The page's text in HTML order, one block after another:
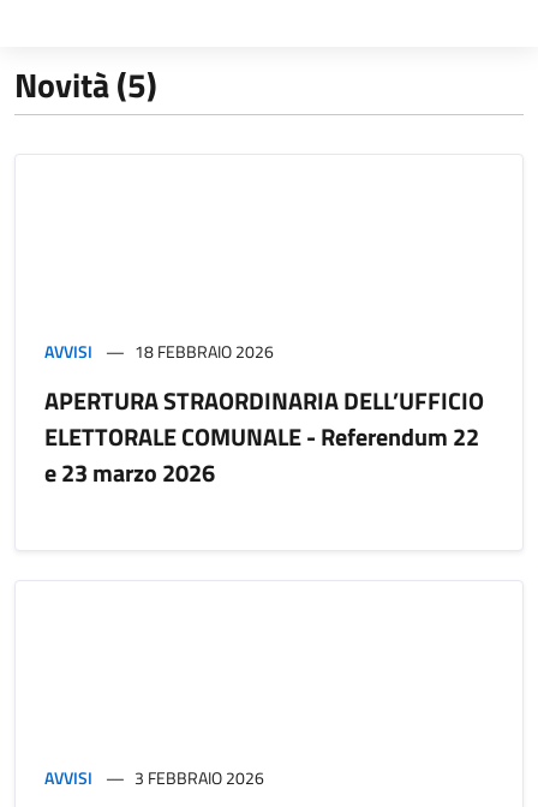
Novità (5)
AVVISI 18 FEBBRAIO 2026
APERTURA STRAORDINARIA DELL’UFFICIO
ELETTORALE COMUNALE - Referendum 22
e 23 marzo 2026
AVVISI 3 FEBBRAIO 2026